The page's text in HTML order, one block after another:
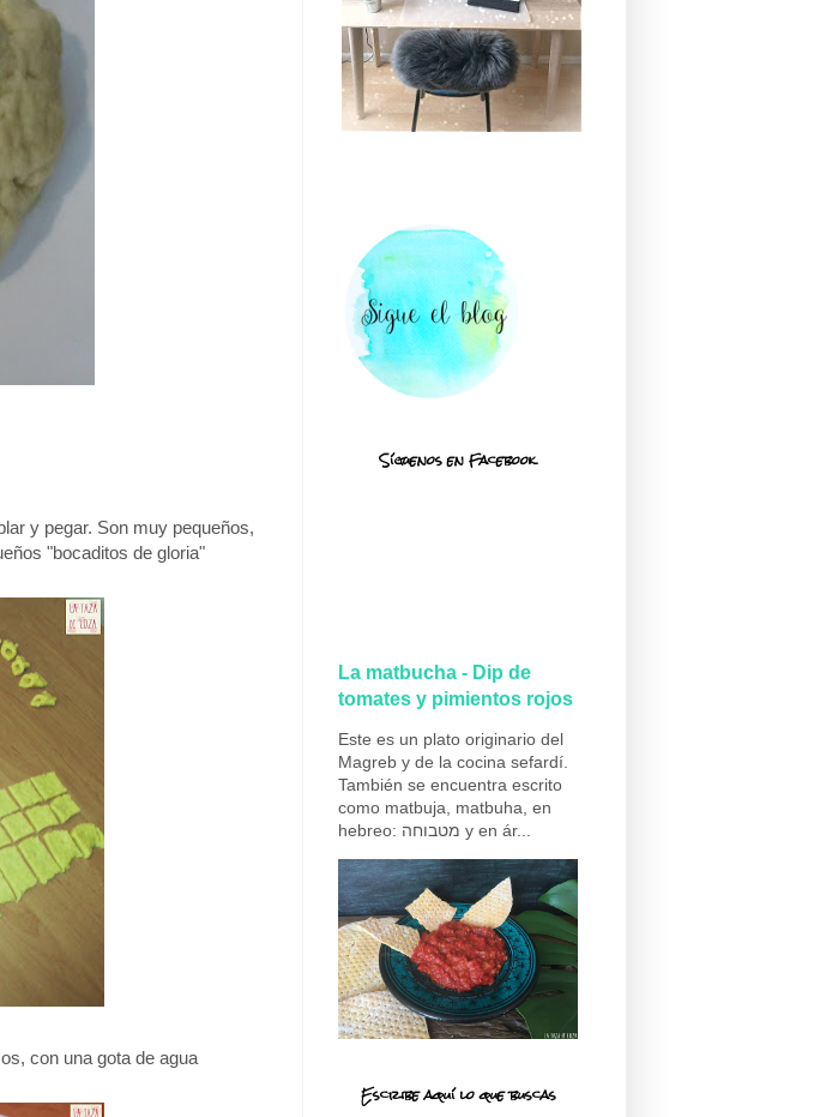
y pegar. Son muy pequeños,
"bocaditos de gloria"
con una gota de agua
Síguenos en Facebook
La matbucha - Dip de
tomates y pimientos rojos
Este es un plato originario del
Magreb y de la cocina sefardí.
También se encuentra escrito
como matbuja, matbuha, en
hebreo: מטבוחה y en ár...
Escribe aquí lo que buscas